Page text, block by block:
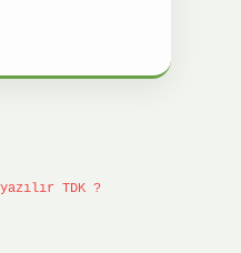
yazılır TDK ?